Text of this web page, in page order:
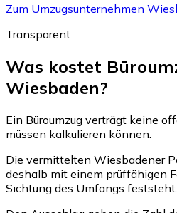
Zum Umzugsunternehmen
Transparent
Was kostet
Wiesbaden?
Ein Büroumzug verträgt keine
müssen kalkulieren können.
Die vermittelten Wiesbadener
deshalb mit einem prüffähigen
Sichtung des Umfangs feststeht.